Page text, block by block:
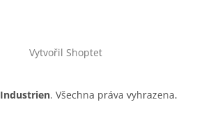
Vytvořil Shoptet
Industrien. Všechna práva vyhrazena.